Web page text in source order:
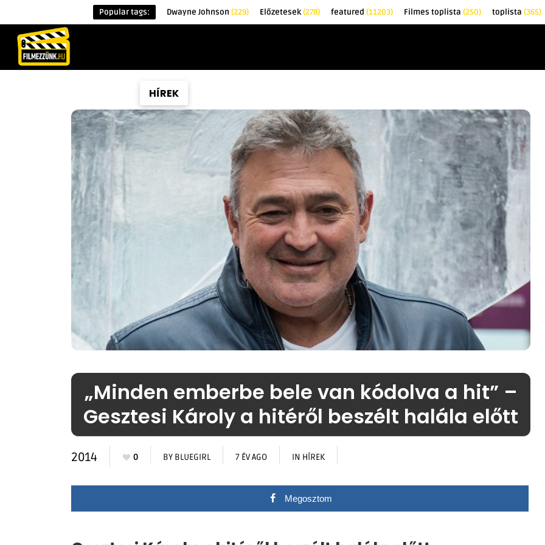
Popular tags: Dwayne Johnson (229) Előzetesek(278) featured (11203) Filmes toplista (250) toplista (365)
HÍREK
„Minden emberbe bele van kódolva a hit” –
Gesztesi Károly a hitéről beszélt halála előtt
2014 0 BY BLUEGIRL 7 ÉV AGO IN HÍREK
Megosztom